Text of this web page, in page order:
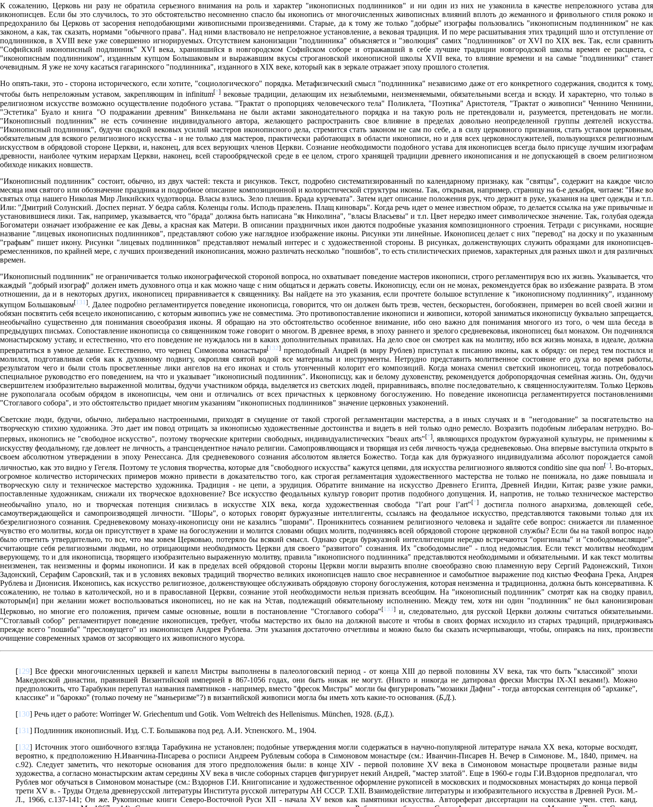
К сожалению, Церковь ни разу не обратила серьезного внимания на роль и характер "иконописных подлинников" и ни один из них не узаконила в качестве непреложного устава для
иконописцев. Если бы это случилось, то это обстоятельство несомненно спасло бы иконопись от многочисленных живописных влияний вплоть до жеманного и фривольного стиля рококо и
предохранило бы Церковь от засорения неподобающими живописными произведениями. Старые, да к тому же только "добрые" изографы пользовались "иконописным подлинником" не как
законом, а как, так сказать, нормами "обычного права". Над ними властвовало не непреложное установление, а вековая традиция. И по мере расшатывания этих традиций шло и отступление от
подлинников, в XVIII веке уже совершенно игнорируемых. Отсутствием канонизации "подлинника" объясняется и "эволюция" самих "подлинников" от XVI по XIX век. Так, если сравнить
"Софийский иконописный подлинник" XVI века, хранившийся в новгородском Софийском соборе и отражавший в себе лучшие традиции новгородской школы времен ее расцвета, с
"иконописным подлинником", изданным купцом Большаковым и выражавшим вкусы строгановской иконописной школы XVII века, то влияние времени и на самые "подлинники" станет
очевидным. Я уже не хочу касаться гагаринского "подлинника", изданного в XIX веке, который как в зеркале отражает эпоху прошлого столетия.
Но опять-таки, это - сторона исторического, если хотите, "социологического" порядка. Метафизический смысл "подлинника" независимо даже от его конкретного содержания, сводится к тому,
чтобы быть непреложным уставом, закрепляющим in infinitum[*] вековые традиции, делающим их незыблемыми, неизменяемыми, обязательными всегда и всюду. И характерно, что только в
религиозном искусстве возможно осуществление подобного устава. "Трактат о пропорциях человеческого тела" Поликлета, "Поэтика" Аристотеля, "Трактат о живописи" Ченнино Ченнини,
"Эстетика" Буало и книга "О подражании древним" Винкельмана не были актами законодательного порядка и на такую роль не претендовали и, разумеется, претендовать не могли.
"Иконописный подлинник" не есть сочинение индивидуального автора, желающего распространить свое влияние в пределах довольно неопределенной группы деятелей искусства.
"Иконописный подлинник", будучи сводкой вековых усилий мастеров иконописного дела, стремится стать законом не сам по себе, а в силу церковного признания, стать уставом церковным,
обязательным для всякого религиозного искусства - и не только для мастеров, практически работающих в области иконописи, но и для всех церковнослужителей, пользующихся религиозным
искусством в обрядовой стороне Церкви, и, наконец, для всех верующих членов Церкви. Сознание необходимости подобного устава для иконописцев всегда было присуще лучшим изографам
древности, наиболее чутким иерархам Церкви, наконец, всей старообрядческой среде в ее целом, строго хранящей традиции древнего иконописания и не допускающей в своем религиозном
обиходе никаких новшеств.
"Иконописный подлинник" состоит, обычно, из двух частей: текста и рисунков. Текст, подробно систематизированный по календарному признаку, как "святцы", содержит на каждое число
месяца имя святого или обозначение праздника и подробное описание композиционной и колористической структуры иконы. Так, открывая, например, страницу на 6-е декабря, читаем: "Иже во
святых отца нашего Николая Мир Ликийских чудотворца. Власы взлись. Зело плешив. Брада курчевата". Затем идет описание положения рук, что держит в руке, указания на цвет одежды и т.п.
Или: "Дмитрий Солунский. Доспех пернат. У бедра сабля. Коленцы голы. Исподь празелень. Плащ киноварь". Когда речь идет о менее известном образе, то делается ссылка на уже привычные и
установившиеся лики. Так, например, указывается, что "брада" должна быть написана "як Николина", "власы Власьевы" и т.п. Цвет нередко имеет символическое значение. Так, голубая одежда
Богоматери означает изображение ее как Девы, а красная как Матери. В описании праздничных икон даются подробные указания композиционного строения. Тетради с рисунками, носящие
название "лицевых иконописных подлинников", представляют собою уже наглядное изображение иконы. Рисунки эти линейные. Иконописец делает с них "перевод" на доску и по указанным
"графьям" пишет икону. Рисунки "лицевых подлинников" представляют немалый интерес и с художественной стороны. В рисунках, долженствующих служить образцами для иконописцев-
ремесленников, по крайней мере, с лучших произведений иконописания, можно различать несколько "пошибов", то есть стилистических приемов, характерных для разных школ и для различных
времен.
"Иконописный подлинник" не ограничивается только иконографической стороной вопроса, но охватывает поведение мастеров иконописи, строго регламентируя всю их жизнь. Указывается, что
каждый "добрый изограф" должен иметь духовного отца и как можно чаще с ним общаться и держать советы. Иконописцу, если он не монах, рекомендуется брак во избежание разврата. В этом
отношении, да и в некоторых других, иконописец приравнивается к священнику. Вы найдете на это указания, если прочтете большое вступление к "иконописному подлиннику", изданному
купцом Большаковым[131]. Далее подробно регламентируется поведение иконописца, говорится, что он должен быть трезв, честен, бескорыстен, богобоязнен, примерен во всей своей жизни и
обязан посвятить себя всецело иконописанию, с которым живопись уже не совместима. Это противопоставление иконописи и живописи, которой заниматься иконописцу буквально запрещается,
необычайно существенно для понимания своеобразия иконы. Я обращаю на это обстоятельство особенное внимание, ибо оно важно для понимания многого из того, о чем шла беседа в
предыдущих письмах. Сопоставление иконописца со священником тоже говорит о многом. В древнее время, в эпоху раннего и зрелого средневековья, иконописец был монахом. Он подчинялся
монастырскому уставу, и естественно, что его поведение не нуждалось ни в каких дополнительных правилах. На дело свое он смотрел как на молитву, ибо вся жизнь монаха, в идеале, должна
превратиться в умное делание. Естественно, что чернец Симонова монастыря[132] преподобный Андрей (в миру Рублев) приступал к писанию иконы, как к обряду: он перед тем постился и
молился, подготавливая себя как к духовному подвигу, окропляя святой водой все материалы и инструменты. Нетрудно представить молитвенное состояние его духа во время работы,
результатом чего и были столь просветленные лики ангелов на его иконах и столь утонченный колорит его композиций. Когда монаха сменил светский иконописец, тогда потребовалось
специальное руководство его поведением, на что и указывает "иконописный подлинник". Иконописцу, как и белому духовенству, рекомендуется добропорядочная семейная жизнь. Он, будучи
свершителем изобразительно выраженной молитвы, будучи участником обряда, выделяется из светских людей, приравниваясь, вполне последовательно, к священнослужителям. Только Церковь
не рукополагала особым обрядом в иконописцы, чем они и отличались от всех причастных к церковному богослужению. Но поведение иконописца регламентируется постановлениями
"Стоглавого собора", и это обстоятельство придает многим указаниям "иконописных подлинников" значение церковных узаконений.
Светские люди, будучи, обычно, либерально настроенными, приходят в смущение от такой строгой регламентации мастерства, а в иных случаях и в "негодование" за посягательство на
творческую стихию художника. Это дает им повод отрицать за иконописью художественные достоинства и видеть в ней только одно ремесло. Возразить подобным либералам нетрудно. Во-
первых, иконопись не "свободное искусство", поэтому творческие критерии свободных, индивидуалистических "beaux arts"[*], являющихся продуктом буржуазной культуры, не применимы к
искусству феодальному, где довлеет не личность, а трансцендентное начало религии. Самопроявляющаяся и творящая из себя личность чужда средневековью. Она впервые выступила открыто в
своем абсолютном утверждении в эпоху Ренессанса. Для средневекового сознания абсолютом является Божество. Тогда как для буржуазного индивидуализма абсолют порождается самой
личностью, как это видно у Гегеля. Поэтому те условия творчества, которые для "свободного искусства" кажутся цепями, для искусства религиозного являются conditio sine qua non[*]. Во-вторых,
огромное количество исторических примеров можно привести в доказательство того, как строгая регламентация художественного мастерства не только не понижала, но даже повышала и
творческую силу и техническое мастерство художника. Традиция - не цепи, а эрудиция. Обратите внимание на искусство Древнего Египта, Древней Индии, Китая; разве узкие рамки,
поставленные художникам, снижали их творческое вдохновение? Все искусство феодальных культур говорит против подобного допущения. И, напротив, не только техническое мастерство
необычайно упало, но и творческая потенция снизилась в искусстве XIX века, когда художественная свобода "l’art pour l’art"[*] достигла полного анархизма, довлеющей себе,
самоутверждающейся и самопроизводящей личности. "Шоры", о которых говорят буржуазные интеллигенты, ссылаясь на феодальное искусство, представляются таковыми только для их
безрелигиозного сознания. Средневековому монаху-иконописцу они не казались "шорами". Проникнитесь сознанием религиозного человека и задайте себе вопрос: снижается ли пламенное
чувство его молитвы, когда он присутствует в храме на богослужении и молится словами общих молитв, подчиняясь всей обрядовой стороне церковной службы? Если бы на такой вопрос надо
было ответить утвердительно, то все, что мы зовем Церковью, потеряло бы всякий смысл. Однако среди буржуазной интеллигенции нередко встречаются "оригиналы" и "свободомыслящие",
считающие себя религиозными людьми, но отрицающими необходимость Церкви для своего "развитого" сознания. Их "свободомыслие" - плод недомыслия. Если текст молитвы необходим
верующему, то и для иконописца, творящего изобразительно выраженную молитву, правила "иконописного подлинника" представляются необходимыми и обязательными. И как текст молитвы
неизменен, так неизменны и формы иконописи. И как в пределах всей обрядовой стороны Церкви могли выразить вполне своеобразно свою пламенную веру Сергий Радонежский, Тихон
Задонский, Серафим Саровский, так и в условиях вековых традиций творчество великих иконописцев нашло свое несравненное и самобытное выражение под кистью Феофана Грека, Андрея
Рублева и Дионисия. Иконопись, как искусство религиозное, долженствующее обслуживать обрядовую сторону богослужения, которая неизменна и традиционна, должна быть консервативна. К
сожалению, не только в католической, но и в православной Церкви, сознание этой необходимости нельзя признать всеобщим. На "иконописный подлинник" смотрят как на сводку правил,
которым[и] при желании может воспользоваться иконописец, но не как на Устав, подлежащий обязательному исполнению. Между тем, хотя ни один "подлинник" не был канонизирован
Церковью, но многие его ­положения, причем самые основные, вошли в постановление "Стоглавого собора"[133]и, следовательно, для русской Церкви должны считаться обязательными.
"Стоглавый собор" регламентирует поведение иконописцев, требует, чтобы мастерство их было на должной высоте и чтобы в своих формах исходило из старых традиций, придерживаясь
прежде всего "пошиба" "пресловущего" из иконописцев Андрея Рублева. Эти указания достаточно отчетливы и можно было бы сказать исчерпывающи, чтобы, опираясь на них, произвести
очищение современных храмов от засоряющего их живописного мусора.
[129] Все фрески многочисленных церквей и капелл Мистры выполнены в палеологовский период - от конца XIII до первой половины XV века, так что быть "классикой" эпохи
Македонской династии, правившей Византийской империей в 867-1056 годах, они быть никак не могут. (Никто и никогда не датировал фрески Мистры IX-XI веками!). Можно
предположить, что Тарабукин перепутал названия памятников - например, вместо "фресок Мистры" могли бы фигурировать "мозаики Дафни" - тогда авторская сентенция об "архаике",
классике" и "барокко" (только почему не "маньеризме"?) в византийской живописи могла бы иметь хоть какие-то основания. (Б.Д.).
[130] Речь идет о работе: Worringer W. Griechentum und Gotik. Vom Weltreich des Hellenismus. München, 1928. (Б.Д.).
[131] Подлинник иконописный. Изд. С.Т. Большакова под ред. А.И. Успенского. М., 1904.
[132] Источник этого ошибочного взгляда Тарабукина не установлен; подобные утверждения могли содержаться в научно-популярной литературе начала XX века, которые восходят,
вероятно, к предположению Н.Иванчина-Писарева о росписи Андреем Рублевым собора в Симоновом монастыре (см.: Иванчин-Писарев Н. Вечер в Симонове. М., 1840, примеч. на
с.92). Следует заметить, что некоторые основания для этого предположения были: в конце XIV - первой половине XV века в Симоновом монастыре процветали разные виды
художества, а согласно монастырским актам середины XV века в числе соборных старцев фигурирует некий Андрей, "мастер златой". Еще в 1960-е годы Г.И.Вздорнов предполагал, что
Рублев мог обучаться в Симоновом монастыре (см.: Вздорнов Г.И. Книгописание и художественное оформление рукописей в московских и подмосковных монастырях до конца первой
трети XV в. - Труды Отдела древнерусской литературы Института русской литературы АН СССР. Т.XII. Взаимодействие литературы и изобразительного искусства в Древней Руси. М.-
Л., 1966, с.137-141; Он же. Рукописные книги Северо-Восточной Руси XII - начала XV веков как памятники искусства. Автореферат диссертации на соискание учен. степ. канд.